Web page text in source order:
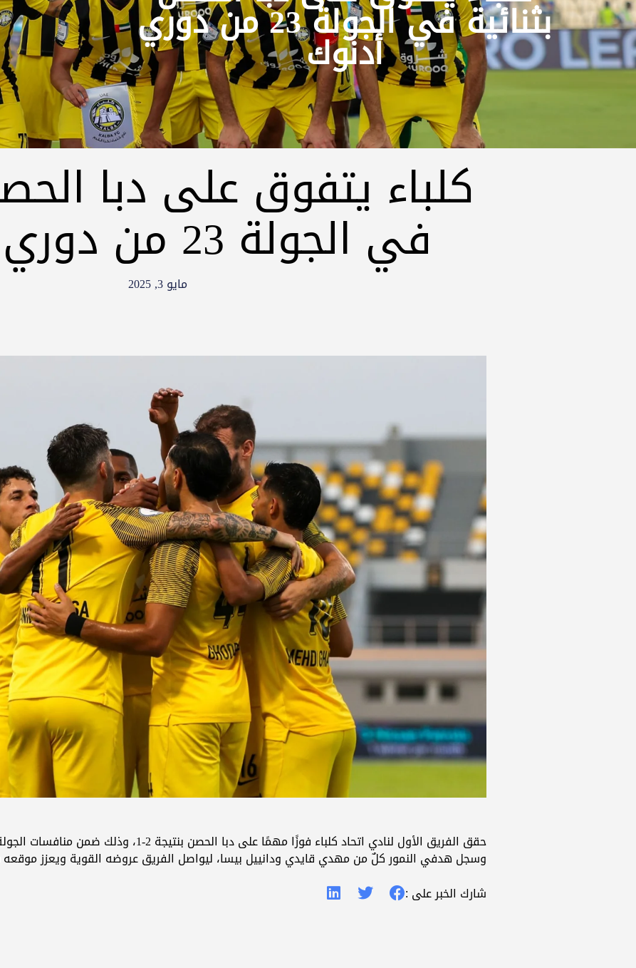
بثنائية في الجولة 23 من دوري
أدنوك
كلباء يتفوق على دبا
في الجولة 23 من دوري أدنوك
مايو 3, 2025
حقق الفريق الأول لنادي اتحاد كلباء فوزًا مهمًا على دبا الحصن بنتيجة 2-1، وذلك ضمن منافسات الجولة 23 من دوري أدنوك للمحترفين.
وسجل هدفي النمور كلٌ من مهدي قايدي ودانييل بيسا، ليواصل الفريق عروضه القوية ويعزز
شارك الخبر على :